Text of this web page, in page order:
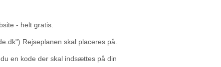
- helt gratis.
Rejseplanen skal placeres på.
en kode der skal indsættes på din